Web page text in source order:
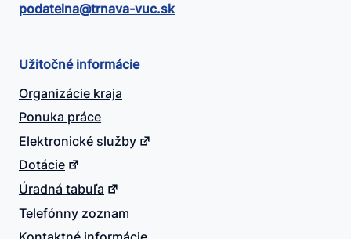
podatelna@​trnava-vuc.sk
Užitočné informácie
Organizácie kraja
Ponuka práce
Elektronické služby
Dotácie
Úradná tabuľa
Telefónny zoznam